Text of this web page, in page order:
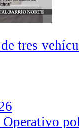
tres
Operativo